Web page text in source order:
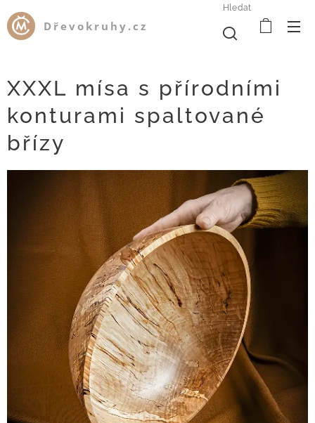
Dřevokruhy.cz
Hledat
XXXL mísa s přírodními
konturami spaltované
břízy